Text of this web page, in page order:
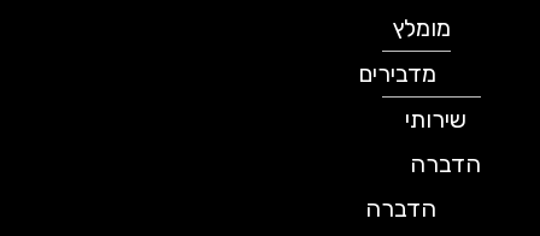
מומלץ
מדבירים
שירותי
הדברה
הדברה